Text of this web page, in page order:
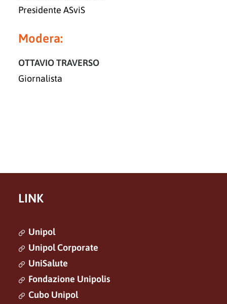
Presidente ASviS
Modera:
OTTAVIO TRAVERSO
Giornalista
LINK
Unipol
Unipol Corporate
UniSalute
Fondazione Unipolis
Cubo Unipol